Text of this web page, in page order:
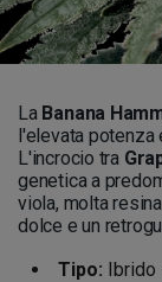
La Banana
l'elevata potenza
L'incrocio tra
genetica a
viola, molta
dolce e un
Tipo: Ibrido